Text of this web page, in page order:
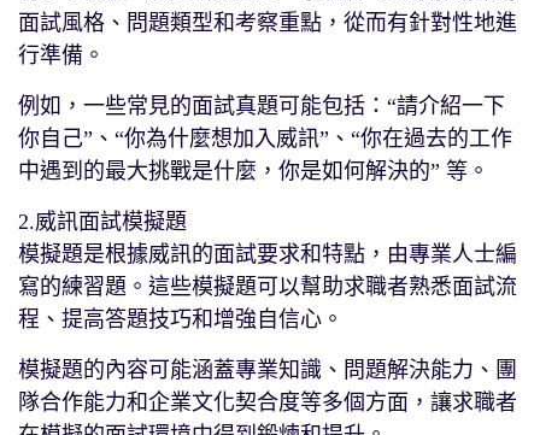
面試風格、問題類型和考察重點，從而有針對性地進
行準備。
例如，一些常見的面試真題可能包括：“請介紹一下
你自己”、“你為什麼想加入威訊”、“你在過去的工作
中遇到的最大挑戰是什麼，你是如何解決的” 等。
2.威訊面試模擬題
模擬題是根據威訊的面試要求和特點，由專業人士編
寫的練習題。這些模擬題可以幫助求職者熟悉面試流
程、提高答題技巧和增強自信心。
模擬題的內容可能涵蓋專業知識、問題解決能力、團
隊合作能力和企業文化契合度等多個方面，讓求職者